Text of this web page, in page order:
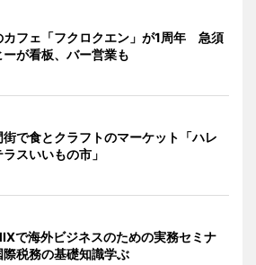
カフェ「フクロクエン」が1周年 急須
ーが看板、バー営業も
街で食とクラフトのマーケット「ハレ
スいいもの市」
で海外ビジネスのための実務セミナ
税務の基礎知識学ぶ